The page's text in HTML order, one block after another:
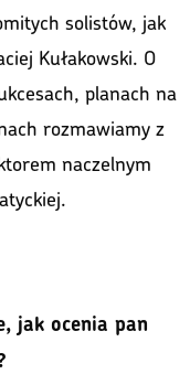
solistów, jak
Kułakowski. O
planach na
rozmawiamy z
naczelnym
jak ocenia pan